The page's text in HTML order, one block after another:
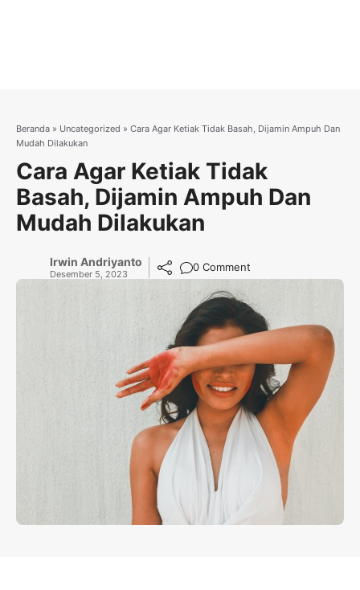
Beranda » Uncategorized » Cara Agar Ketiak Tidak Basah, Dijamin Ampuh Dan
Mudah Dilakukan
Cara Agar Ketiak Tidak
Basah, Dijamin Ampuh Dan
Mudah Dilakukan
Irwin Andriyanto
Desember 5, 2023
0 Comment